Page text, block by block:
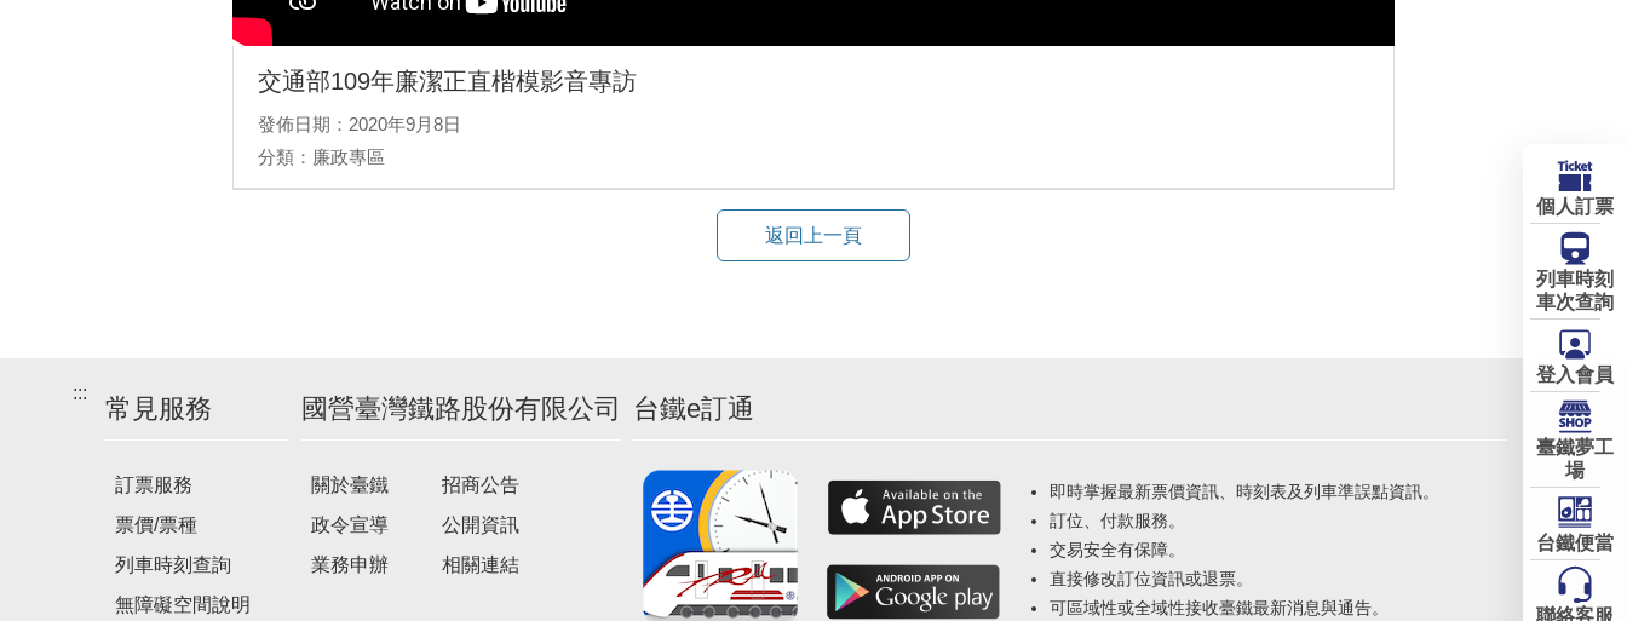
交通部109年廉潔正直楷模影音專訪
發佈日期：2020年9月8日
分類：廉政專區
返回上一頁
:::
常見服務
訂票服務
票價/票種
列車時刻查詢
無障礙空間說明
國營臺灣鐵路股份有限公司
關於臺鐵
政令宣導
業務申辦
招商公告
公開資訊
相關連結
台鐵e訂通
即時掌握最新票價資訊、時刻表及列車準誤點資訊。
訂位、付款服務。
交易安全有保障。
直接修改訂位資訊或退票。
可區域性或全域性接收臺鐵最新消息與通告。
個人訂票
列車時刻
車次查詢
登入會員
臺鐵夢工
場
台鐵便當
聯絡客服